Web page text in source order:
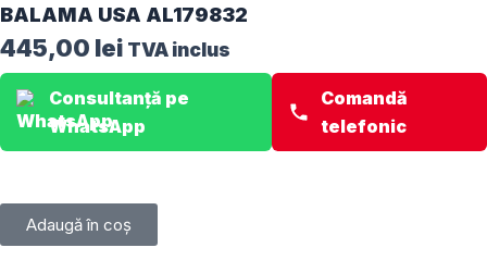
BALAMA USA AL179832
445,00 lei TVA inclus
Consultanță pe
WhatsApp
Comandă
telefonic
Adaugă în coș